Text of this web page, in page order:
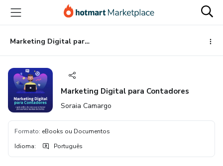
para
conteúdo
principal
para
pagamento
para
rodapé
Marketing Digital para Contadores
Marketing Digital para Contadores
Soraia Camargo
Formato: eBooks ou Documentos
Idioma: Português